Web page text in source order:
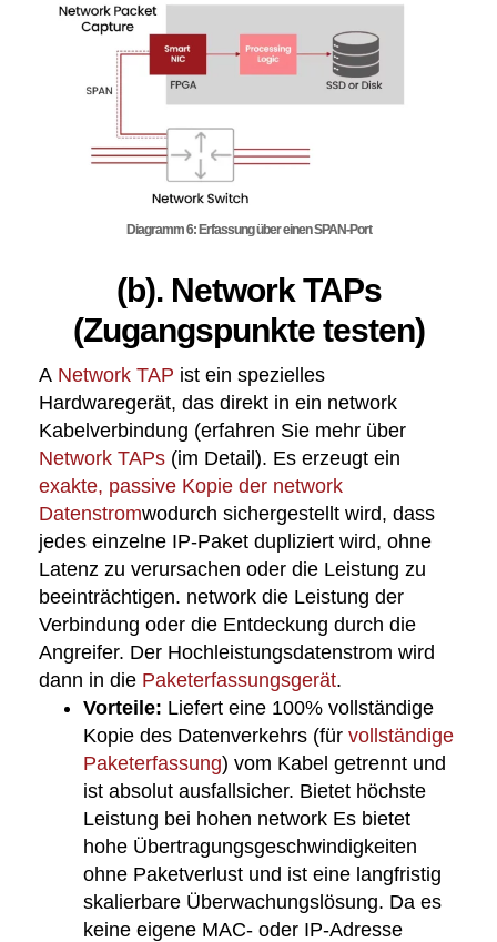
Diagramm 6: Erfassung über einen SPAN-Port
(b). Network TAPs
(Zugangspunkte testen)
A Network TAP ist ein spezielles
Hardwaregerät, das direkt in ein network
Kabelverbindung (erfahren Sie mehr über
Network TAPs (im Detail). Es erzeugt ein
exakte, passive Kopie der network
Datenstromwodurch sichergestellt wird, dass
jedes einzelne IP-Paket dupliziert wird, ohne
Latenz zu verursachen oder die Leistung zu
beeinträchtigen. network die Leistung der
Verbindung oder die Entdeckung durch die
Angreifer. Der Hochleistungsdatenstrom wird
dann in die Paketerfassungsgerät.
Vorteile: Liefert eine 100% vollständige
Kopie des Datenverkehrs (für vollständige
Paketerfassung) vom Kabel getrennt und
ist absolut ausfallsicher. Bietet höchste
Leistung bei hohen network Es bietet
hohe Übertragungsgeschwindigkeiten
ohne Paketverlust und ist eine langfristig
skalierbare Überwachungslösung. Da es
keine eigene MAC- oder IP-Adresse